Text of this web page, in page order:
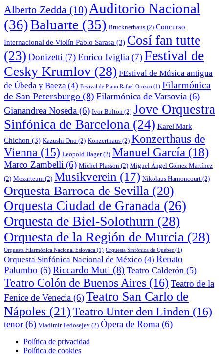
Alberto Zedda (10)Auditorio Nacional
(36)Baluarte (35) Brucknerhaus (2) Concurso
Internacional de Violín Pablo Sarasa (3) Cosí fan tutte
(23) Donizetti (7)Enrico Iviglia (7)Festival de
Cesky Krumlov (28) FEstival de Música antigua
de Úbeda y Baeza (4) Festival de Piano Rafael Orozco (1) Filarmónica
de San Petersburgo (8) Filarmónica de Varsovia (6)
Gianandrea Noseda (6) Ivor Bolton (2) Jove Orquestra
Sinfónica de Barcelona (24) Karel Mark
Chichon (3) Kazushi Ono (2) Konzerthaus (2) Konzerthaus de
Vienna (15) Leopold Hager(2) Manuel García (18)
Marco Zambelli (6) Michel Plasson (2) Miguel Ángel Gómez Martínez
(2) Mozarteum (2) Musikverein (17) Nikolaus Harnoncourt (2)
Orquesta Barroca de Sevilla (20)
Orquesta Ciudad de Granada (26)
Orquesta de Biel-Solothurn (28)
Orquesta de la Región de Murcia (28)
Orquesta Filarmónica Nacional Eslovaca (1) Orquesta Sinfónica de Quebec (1)
Orquesta Sinfónica Nacional de México (4) Renato
Palumbo (6)Riccardo Muti (8) Teatro Calderón (5)
Teatro Colón de Buenos Aires (16) Teatro de la
Fenice de Venecia (6)Teatro San Carlo de
Nápoles (21)Teatro Unter den Linden (16)
tenor(6) Vladimir Fedosejev (2) Ópera de Roma (6)
Política de privacidad
Política de cookies